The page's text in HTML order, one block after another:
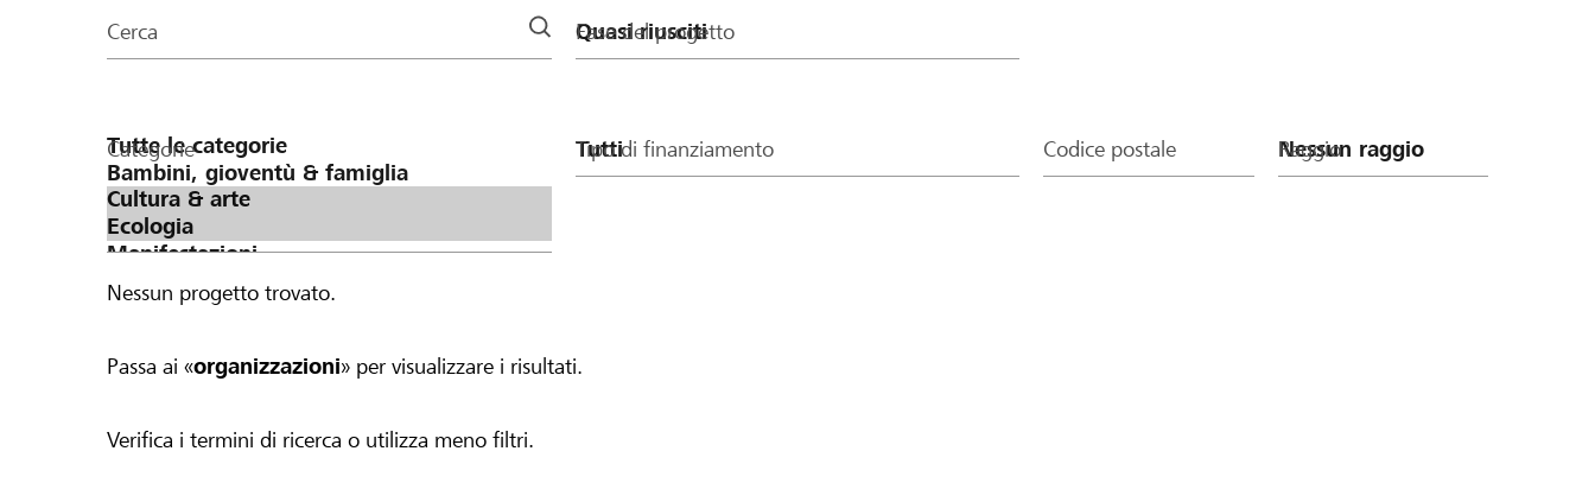
della
Cerca Fase del progetto
Categorie Tipo di finanziamento Codice postale Raggio
Nessun progetto trovato.
Passa ai «organizzazioni» per visualizzare i risultati.
Verifica i termini di ricerca o utilizza meno filtri.